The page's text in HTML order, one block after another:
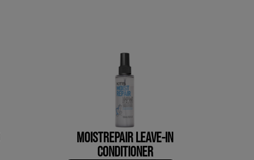
MOISTREPAIR LEAVE-IN
CONDITIONER